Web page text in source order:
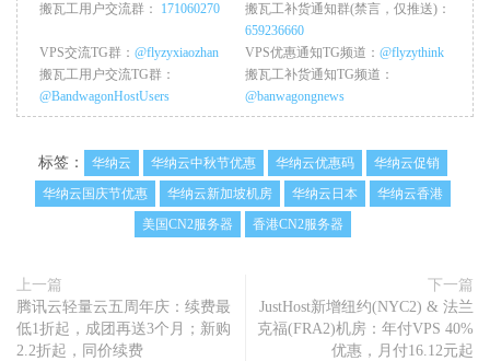
搬瓦工用户交流群： 171060270
搬瓦工补货通知群(禁言，仅推送)：
659236660
VPS交流TG群： @flyzyxiaozhan VPS优惠通知TG频道： @flyzythink
搬瓦工用户交流TG群：
@BandwagonHostUsers
搬瓦工补货通知TG频道：
@banwagongnews
标签： 华纳云 华纳云中秋节优惠 华纳云优惠码
华纳云促销
华纳云国庆节优惠
华纳云新加坡机房 华纳云日本
华纳云香港
美国CN2服务器
香港CN2服务器
上一篇
腾讯云轻量云五周年庆：续费最
低1折起，成团再送3个月；新购
2.2折起，同价续费
下一篇
JustHost新增纽约(NYC2) & 法兰
克福(FRA2)机房：年付VPS 40%
优惠，月付16.12元起